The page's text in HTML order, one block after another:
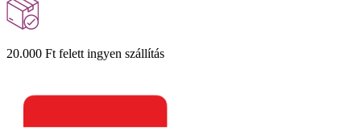
20.000 Ft felett ingyen szállítás